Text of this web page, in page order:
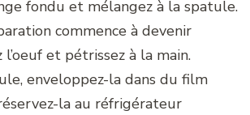
fondu et mélangez à la spatule.
commence à devenir
l’oeuf et pétrissez à la main.
enveloppez-la dans du film
la au réfrigérateur